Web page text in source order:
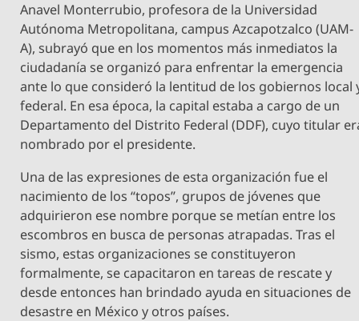
Anavel Monterrubio, profesora de la Universidad
Autónoma Metropolitana, campus Azcapotzalco (UAM-
A), subrayó que en los momentos más inmediatos la
ciudadanía se organizó para enfrentar la emergencia
ante lo que consideró la lentitud de los gobiernos local
federal. En esa época, la capital estaba a cargo de un
Departamento del Distrito Federal (DDF), cuyo titular
nombrado por el presidente.
Una de las expresiones de esta organización fue el
nacimiento de los “topos”, grupos de jóvenes que
adquirieron ese nombre porque se metían entre los
escombros en busca de personas atrapadas. Tras el
sismo, estas organizaciones se constituyeron
formalmente, se capacitaron en tareas de rescate y
desde entonces han brindado ayuda en situaciones de
desastre en México y otros países.